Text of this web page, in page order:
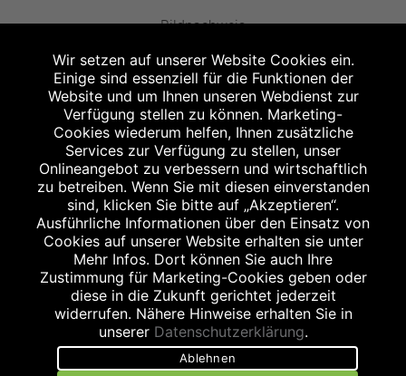
Bildnachweis
Abgabe in haushaltsüblichen Mengen, solange der Vorrat reicht. Für Druck-
und Satzfehler keine Haftung.
Zu Risiken und Nebenwirkungen lesen Sie die Packungsbeilage und fragen
Sie Ihren Arzt oder Apotheker.
Angabe nach der deutschen Arzneimitteltaxe Apothekenerstattungspreis
(AEP). Der AEP ist keine unverbindliche Preisempfehlung der Hersteller. Der
AEP ist ein von den Apotheken in Ansatz gebrachter Preis für rezeptfreie
Arzneimittel. Er entspricht in der Höhe dem für Apotheken verbindlichen
Abgabepreis, zu dem eine Apotheke in bestimmten Fällen (z.B. bei Kindern
unter 12 Jahren) das Produkt mit der gesetzlichen Krankenversicherung
abrechnet. Der AEP ist der allgemeine Erstattungspreis im Falle einer
Kostenübernahme durch die gesetzlichen Krankenkassen, vor Abzug eines
Zwangsrabattes (zur Zeit 5%) nach §130 Abs. 1 SGB V.
Unverbindliche Preisempfehlung des Herstellers (UVP).
powered by apovena.de
Wir setzen auf unserer Website Cookies ein.
Einige sind essenziell für die Funktionen der
Website und um Ihnen unseren Webdienst zur
Verfügung stellen zu können. Marketing-
Cookies wiederum helfen, Ihnen zusätzliche
Services zur Verfügung zu stellen, unser
Onlineangebot zu verbessern und wirtschaftlich
zu betreiben. Wenn Sie mit diesen einverstanden
sind, klicken Sie bitte auf „Akzeptieren“.
Ausführliche Informationen über den Einsatz von
Cookies auf unserer Website erhalten sie unter
Mehr Infos. Dort können Sie auch Ihre
Zustimmung für Marketing-Cookies geben oder
diese in die Zukunft gerichtet jederzeit
widerrufen. Nähere Hinweise erhalten Sie in
unserer Datenschutzerklärung.
Ablehnen